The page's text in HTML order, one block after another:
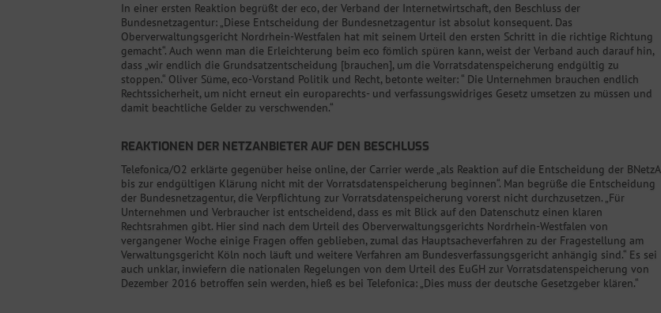
In einer ersten Reaktion begrüßt der eco, der Verband der Internetwirtschaft, den Beschluss der
Bundesnetzagentur: „Diese Entscheidung der Bundesnetzagentur ist absolut konsequent. Das
Oberverwaltungsgericht Nordrhein-Westfalen hat mit seinem Urteil den ersten Schritt in die richtige Richtung
gemacht“. Auch wenn man die Erleichterung beim eco fömlich spüren kann, weist der Verband auch darauf hin,
dass „wir endlich die Grundsatzentscheidung [brauchen], um die Vorratsdatenspeicherung endgültig zu
stoppen.“ Oliver Süme, eco-Vorstand Politik und Recht, betonte weiter: “ Die Unternehmen brauchen endlich
Rechtssicherheit, um nicht erneut ein europarechts- und verfassungswidriges Gesetz umsetzen zu müssen und
damit beachtliche Gelder zu verschwenden.“
REAKTIONEN DER NETZANBIETER AUF DEN BESCHLUSS
Telefonica/O2 erklärte gegenüber heise online, der Carrier werde „als Reaktion auf die Entscheidung der BNetzA
bis zur endgültigen Klärung nicht mit der Vorratsdatenspeicherung beginnen“. Man begrüße die Entscheidung
der Bundesnetzagentur, die Verpflichtung zur Vorratsdatenspeicherung vorerst nicht durchzusetzen. „Für
Unternehmen und Verbraucher ist entscheidend, dass es mit Blick auf den Datenschutz einen klaren
Rechtsrahmen gibt. Hier sind nach dem Urteil des Oberverwaltungsgerichts Nordrhein-Westfalen von
vergangener Woche einige Fragen offen geblieben, zumal das Hauptsacheverfahren zu der Fragestellung am
Verwaltungsgericht Köln noch läuft und weitere Verfahren am Bundesverfassungsgericht anhängig sind.“ Es sei
auch unklar, inwiefern die nationalen Regelungen von dem Urteil des EuGH zur Vorratsdatenspeicherung von
Dezember 2016 betroffen sein werden, hieß es bei Telefonica: „Dies muss der deutsche Gesetzgeber klären.“